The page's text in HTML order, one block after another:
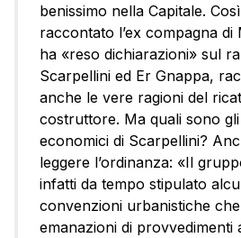
benissimo nella Capitale.
raccontato l’ex compagna di
ha «reso dichiarazioni» sul
Scarpellini ed Er Gnappa,
anche le vere ragioni del
costruttore. Ma quali sono
economici di Scarpellini?
leggere l’ordinanza: «Il
infatti da tempo stipulato
convenzioni urbanistiche
emanazioni di provvedimenti